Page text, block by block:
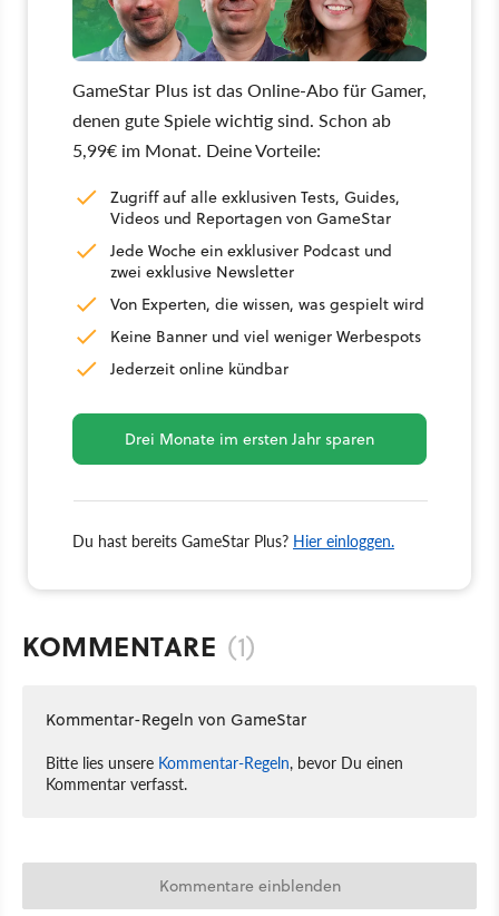
GameStar Plus ist das Online-Abo für Gamer,
denen gute Spiele wichtig sind. Schon ab
5,99€ im Monat. Deine Vorteile:
Zugriff auf alle exklusiven Tests, Guides,
Videos und Reportagen von GameStar
Jede Woche ein exklusiver Podcast und
zwei exklusive Newsletter
Von Experten, die wissen, was gespielt wird
Keine Banner und viel weniger Werbespots
Jederzeit online kündbar
Drei Monate im ersten Jahr sparen
Du hast bereits GameStar Plus? Hier einloggen.
KOMMENTARE (1)
Kommentar-Regeln von GameStar
Bitte lies unsere Kommentar-Regeln, bevor Du einen
Kommentar verfasst.
Kommentare einblenden